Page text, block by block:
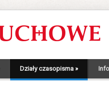
Działy czasopisma »